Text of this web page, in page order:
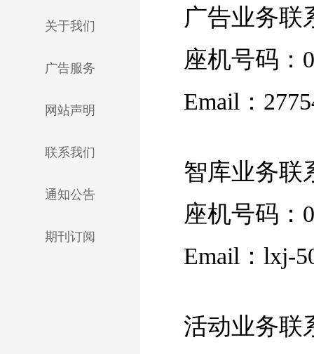
关于我们
广告服务
网站声明
联系我们
通知公告
期刊订阅
广告业务联
座机号码：
Email：
智库业务联
座机号码：
Email：lxj-
活动业务联